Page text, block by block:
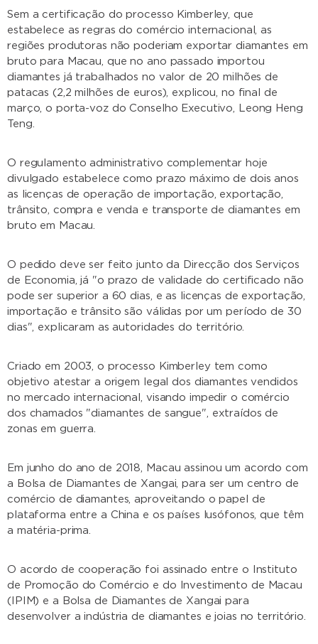
Sem a certificação do processo Kimberley, que
estabelece as regras do comércio internacional, as
regiões produtoras não poderiam exportar diamantes em
bruto para Macau, que no ano passado importou
diamantes já trabalhados no valor de 20 milhões de
patacas (2,2 milhões de euros), explicou, no final de
março, o porta-voz do Conselho Executivo, Leong Heng
Teng.
O regulamento administrativo complementar hoje
divulgado estabelece como prazo máximo de dois anos
as licenças de operação de importação, exportação,
trânsito, compra e venda e transporte de diamantes em
bruto em Macau.
O pedido deve ser feito junto da Direcção dos Serviços
de Economia, já "o prazo de validade do certificado não
pode ser superior a 60 dias, e as licenças de exportação,
importação e trânsito são válidas por um período de 30
dias", explicaram as autoridades do território.
Criado em 2003, o processo Kimberley tem como
objetivo atestar a origem legal dos diamantes vendidos
no mercado internacional, visando impedir o comércio
dos chamados "diamantes de sangue", extraídos de
zonas em guerra.
Em junho do ano de 2018, Macau assinou um acordo com
a Bolsa de Diamantes de Xangai, para ser um centro de
comércio de diamantes, aproveitando o papel de
plataforma entre a China e os países lusófonos, que têm
a matéria-prima.
O acordo de cooperação foi assinado entre o Instituto
de Promoção do Comércio e do Investimento de Macau
(IPIM) e a Bolsa de Diamantes de Xangai para
desenvolver a indústria de diamantes e joias no território.